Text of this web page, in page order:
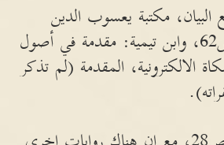
مكتبة يعسوب الدين
الالكترونية، ج1، ص62، وابن تيمية: مقدمة في أصول
الالكترونية، المقدمة (لم تذكر